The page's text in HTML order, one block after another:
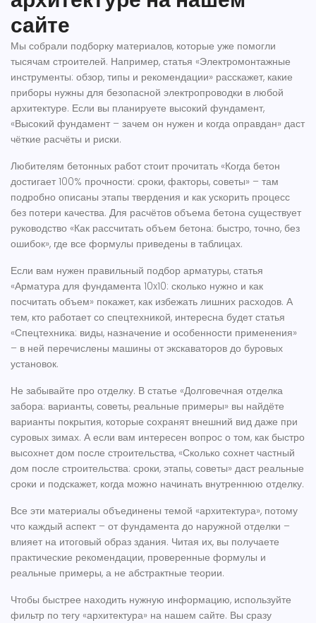
сайте
Мы собрали подборку материалов, которые уже помогли
тысячам строителей. Например, статья «Электромонтажные
инструменты: обзор, типы и рекомендации» расскажет, какие
приборы нужны для безопасной электропроводки в любой
архитектуре. Если вы планируете высокий фундамент,
«Высокий фундамент – зачем он нужен и когда оправдан» даст
чёткие расчёты и риски.
Любителям бетонных работ стоит прочитать «Когда бетон
достигает 100% прочности: сроки, факторы, советы» – там
подробно описаны этапы твердения и как ускорить процесс
без потери качества. Для расчётов объема бетона существует
руководство «Как рассчитать объем бетона: быстро, точно, без
ошибок», где все формулы приведены в таблицах.
Если вам нужен правильный подбор арматуры, статья
«Арматура для фундамента 10x10: сколько нужно и как
посчитать объем» покажет, как избежать лишних расходов. А
тем, кто работает со спецтехникой, интересна будет статья
«Спецтехника: виды, назначение и особенности применения»
– в ней перечислены машины от экскаваторов до буровых
установок.
Не забывайте про отделку. В статье «Долговечная отделка
забора: варианты, советы, реальные примеры» вы найдёте
варианты покрытия, которые сохранят внешний вид даже при
суровых зимах. А если вам интересен вопрос о том, как быстро
высохнет дом после строительства, «Сколько сохнет частный
дом после строительства: сроки, этапы, советы» даст реальные
сроки и подскажет, когда можно начинать внутреннюю отделку.
Все эти материалы объединены темой «архитектура», потому
что каждый аспект – от фундамента до наружной отделки –
влияет на итоговый образ здания. Читая их, вы получаете
практические рекомендации, проверенные формулы и
реальные примеры, а не абстрактные теории.
Чтобы быстрее находить нужную информацию, используйте
фильтр по тегу «архитектура» на нашем сайте. Вы сразу